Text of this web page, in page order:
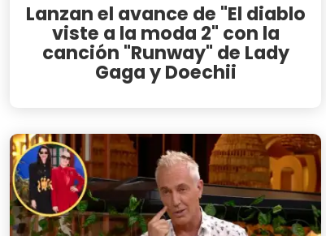
Lanzan el avance de "El diablo
viste a la moda 2" con la
canción "Runway" de Lady
Gaga y Doechii